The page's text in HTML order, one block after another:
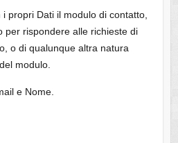
i propri Dati il modulo di contatto,
per rispondere alle richieste di
o di qualunque altra natura
modulo.
e Nome.